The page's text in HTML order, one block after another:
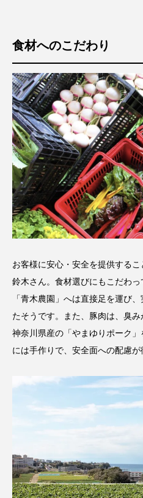
食材へのこだわり
お客様に安心・安全を提供する
鈴木さん。食材選びにもこだわ
「青木農園」へは直接足を運び
たそうです。また、豚肉は、臭
神奈川県産の「やまゆりポーク
には手作りで、安全面への配慮が